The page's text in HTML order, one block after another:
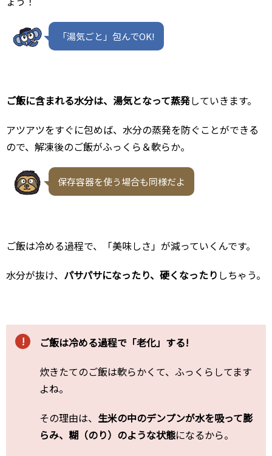
「湯気ごと」包んでOK!
ご飯に含まれる水分は、湯気となって蒸発していきます。
アツアツをすぐに包めば、水分の蒸発を防ぐことができる
ので、解凍後のご飯がふっくら＆軟らか。
保存容器を使う場合も同様だよ
ご飯は冷める過程で、「美味しさ」が減っていくんです。
水分が抜け、 パサパサになったり、硬くなったり しちゃう。
ご飯は冷める過程で「老化」する!
炊きたてのご飯は軟らかくて、ふっくらしてます
よね。
その理由は、 生米の中のデンプンが水を吸って膨
らみ、糊（のり）のような状態になるから。